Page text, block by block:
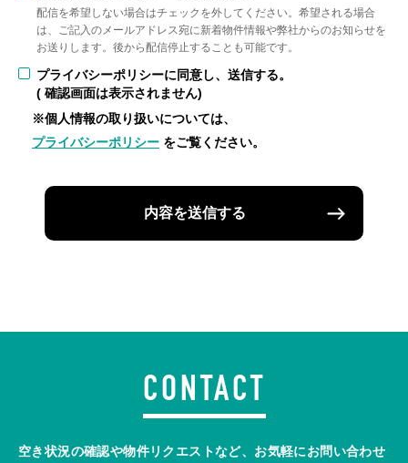
配信を希望しない場合はチェックを外してください。希望される場合
は、ご記入のメールアドレス宛に新着物件情報や弊社からのお知らせを
お送りします。後から配信停止することも可能です。
プライバシーポリシーに同意し、送信する。
( 確認画面は表示されません)
※個人情報の取り扱いについては、
プライバシーポリシー をご覧ください。
内容を送信する
CONTACT
空き状況の確認や物件リクエストなど、お気軽にお問い合わせ